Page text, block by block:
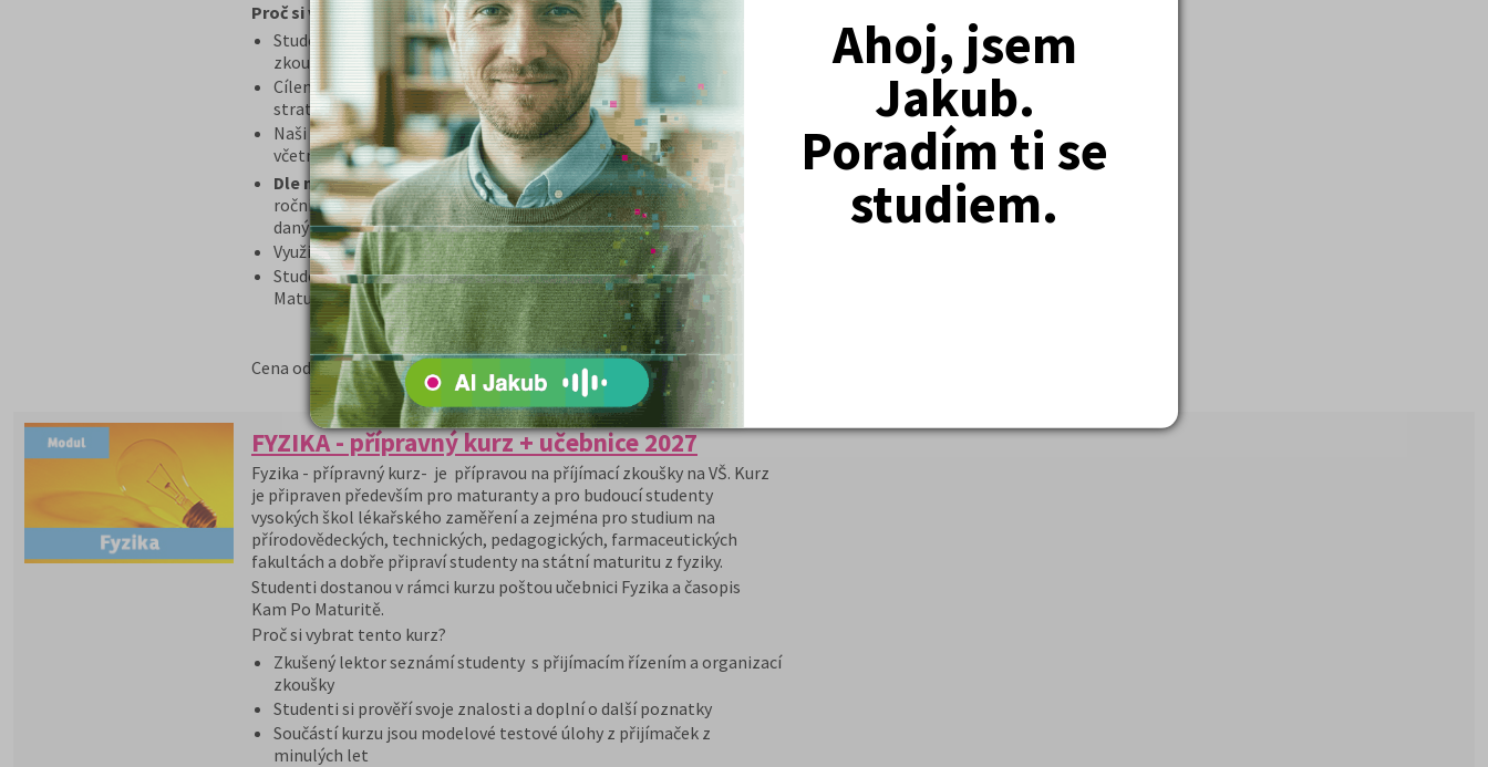
Ahoj, jsem
Jakub.
Poradím ti se
studiem.
Proč si vybrat tento balíček?
Student získává kompletní přípravu na písemnou i ústní část
zkoušky, včetně celkového přehledu.
Cílem kurzu je naučit se zvládnutí náročné zkoušky, jak řešit
strategii testů formou cvičení a návodů k přípravě.
Naši zkušení lektoři věnují maximální pozornost přípravě na výuku
včetně novinek v daném oboru.
Dle našich obchodních podmínek –u nultých
ročníků poskytujeme garanci vrácení peněz v případě nepřijetí na
daný obor
Využití Programu GARANCE, je pro studenty velkou výhodou.
Student dostane poštou učebnice psychologie, a časopis Kam Po
Maturitě.
Cena od: 10 560 Kč DETAILPŘIHLÁSIT SE
FYZIKA - přípravný kurz + učebnice 2027
Fyzika - přípravný kurz- je přípravou na příjímací zkoušky na VŠ. Kurz
je připraven především pro maturanty a pro budoucí studenty
vysokých škol lékařského zaměření a zejména pro studium na
přírodovědeckých, technických, pedagogických, farmaceutických
fakultách a dobře připraví studenty na státní maturitu z fyziky.
Studenti dostanou v rámci kurzu poštou učebnici Fyzika a časopis
Kam Po Maturitě.
Proč si vybrat tento kurz?
Zkušený lektor seznámí studenty s přijímacím řízením a organizací
zkoušky
Studenti si prověří svoje znalosti a doplní o další poznatky
Součástí kurzu jsou modelové testové úlohy z přijímaček z
minulých let